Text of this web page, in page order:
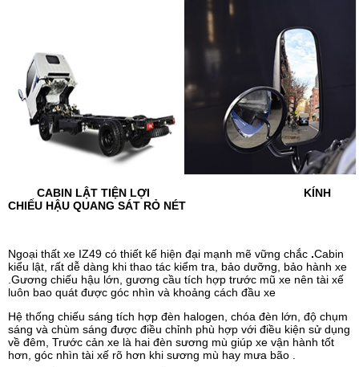
CABIN LẬT TIỆN LỢI KÍNH
CHIẾU HẬU QUANG SÁT RỎ NÉT
Ngoại thất xe IZ49 có thiết kế hiện đại mạnh mẽ vững chắc .Cabin
kiểu lật, rất dễ dàng khi thao tác kiểm tra, bảo dưỡng, bảo hành xe
Gương chiếu hậu lớn , gương cầu tích hợp trước mũ xe nên tài xế
luôn bao quát được góc nhìn và khoảng cách đầu xe
Hệ thống chiếu sáng tích hợp đèn halogen, chóa đèn lớn, độ chụm
sáng và chùm sáng được điều chỉnh phù hợp với điều kiện sử dụng
về đêm, Trước cản xe là hai đèn sương mù giúp xe vận hành tốt
hơn, góc nhìn tài xế rõ hơn khi sương mù hay mưa bão